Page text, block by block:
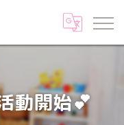
動開始💕